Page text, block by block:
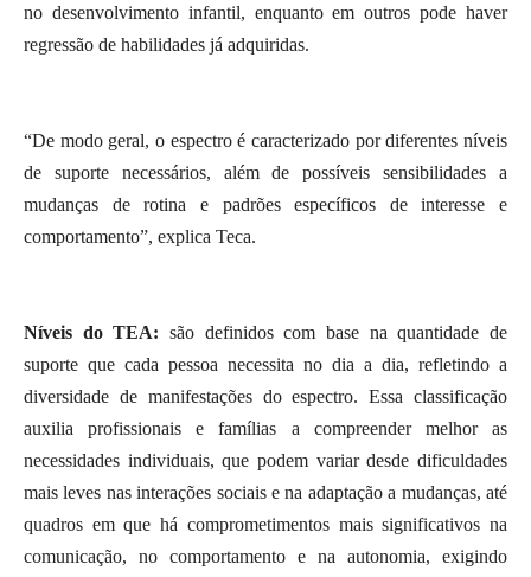
no desenvolvimento infantil, enquanto em outros pode haver
regressão de habilidades já adquiridas.
“De modo geral, o espectro é caracterizado por diferentes níveis
de suporte necessários, além de possíveis sensibilidades a
mudanças de rotina e padrões específicos de interesse e
comportamento”, explica Teca.
Níveis do TEA: são definidos com base na quantidade de
suporte que cada pessoa necessita no dia a dia, refletindo a
diversidade de manifestações do espectro. Essa classificação
auxilia profissionais e famílias a compreender melhor as
necessidades individuais, que podem variar desde dificuldades
mais leves nas interações sociais e na adaptação a mudanças, até
quadros em que há comprometimentos mais significativos na
comunicação, no comportamento e na autonomia, exigindo